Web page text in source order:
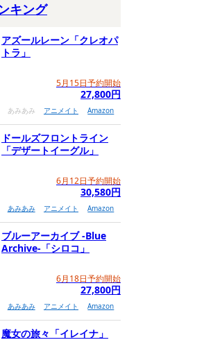
キング
アズールレーン「クレオパ
トラ」
5月15日予約開始
27,800円
あみあみ アニメイト Amazon
ドールズフロントライン
「デザートイーグル」
6月12日予約開始
30,580円
あみあみ アニメイト Amazon
ブルーアーカイブ -Blue
Archive-「シロコ」
6月18日予約開始
27,800円
あみあみ アニメイト Amazon
魔女の旅々「イレイナ」